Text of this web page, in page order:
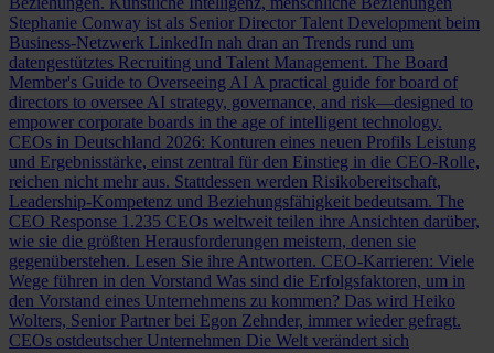
Stephanie Conway ist als Senior Director Talent Development beim
Business-Netzwerk LinkedIn nah dran an Trends rund um
datengestütztes Recruiting und Talent Management. The Board
Member's Guide to Overseeing AI A practical guide for board of
directors to oversee AI strategy, governance, and risk—designed to
empower corporate boards in the age of intelligent technology.
CEOs in Deutschland 2026: Konturen eines neuen Profils Leistung
und Ergebnisstärke, einst zentral für den Einstieg in die CEO-Rolle,
reichen nicht mehr aus. Stattdessen werden Risikobereitschaft,
Leadership-Kompetenz und Beziehungsfähigkeit bedeutsam. The
CEO Response 1.235 CEOs weltweit teilen ihre Ansichten darüber,
wie sie die größten Herausforderungen meistern, denen sie
gegenüberstehen. Lesen Sie ihre Antworten. CEO-Karrieren: Viele
Wege führen in den Vorstand Was sind die Erfolgsfaktoren, um in
den Vorstand eines Unternehmens zu kommen? Das wird Heiko
Wolters, Senior Partner bei Egon Zehnder, immer wieder gefragt.
CEOs ostdeutscher Unternehmen Die Welt verändert sich